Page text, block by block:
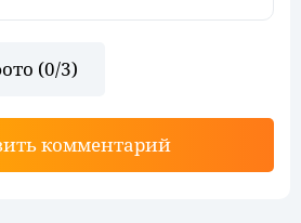
(0/3)
комментарий